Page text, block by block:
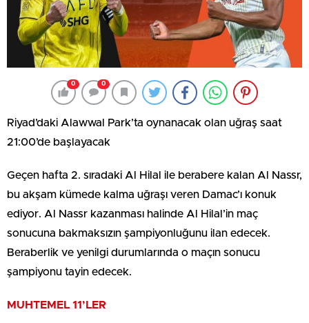
0 0
Riyad’daki Alawwal Park’ta oynanacak olan uğraş saat
21:00’de başlayacak
Geçen hafta 2. sıradaki Al Hilal ile berabere kalan Al Nassr,
bu akşam kümede kalma uğraşı veren Damac’ı konuk
ediyor. Al Nassr kazanması halinde Al Hilal’in maç
sonucuna bakmaksızın şampiyonluğunu ilan edecek.
Beraberlik ve yenilgi durumlarında o maçın sonucu
şampiyonu tayin edecek.
MUHTEMEL 11’LER